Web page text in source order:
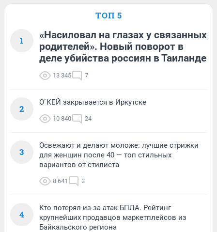
ТОП 5
1
«Насиловал на глазах у связанных
родителей». Новый поворот в
деле убийства россиян в Таиланде
13 345 7
2
О`КЕЙ закрывается в Иркутске
10 840 24
3
Освежают и делают моложе: лучшие стрижки
для женщин после 40 — топ стильных
вариантов от стилиста
8 641 2
4
Кто потерял из-за атак БПЛА. Рейтинг
крупнейших продавцов маркетплейсов из
Байкальского региона